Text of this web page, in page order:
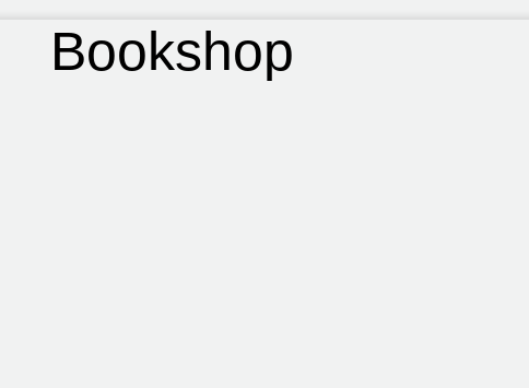
Bookshop